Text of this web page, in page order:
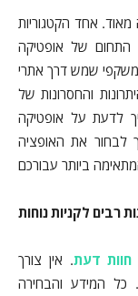
מאוד. אחד הקטגוריות
התחום של אופטיקה
משקפי שמש דרך אתרי
והחסרונות של
לדעת על אופטיקה
לבחור את האופציה
רבים לקניות נוחות
חוות דעת. אין צורך
כל המידע והבחירה